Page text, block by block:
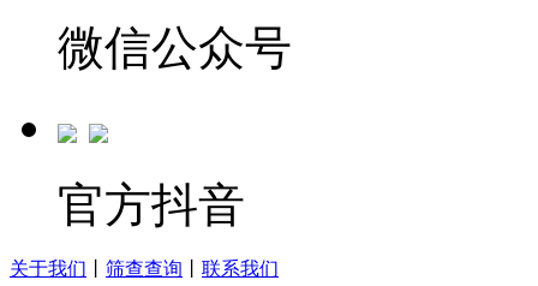
微信公众号
官方抖音
关于我们 筛查查询 联系我们